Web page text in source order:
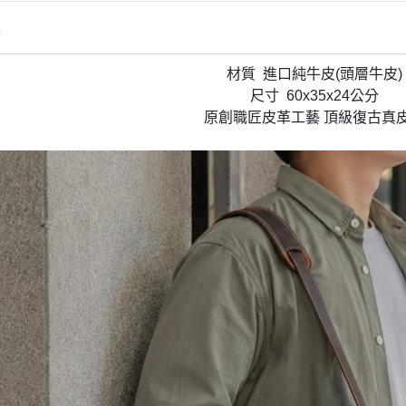
材質 進口純牛皮(頭層牛皮)
尺寸 60x35x24公分
原創職匠皮革工藝 頂級復古真